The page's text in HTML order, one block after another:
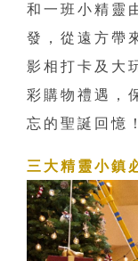
和一班小精靈
發，從遠方帶
影相打卡及大
彩購物禮遇，
忘的聖誕回憶！
三大精靈小鎮